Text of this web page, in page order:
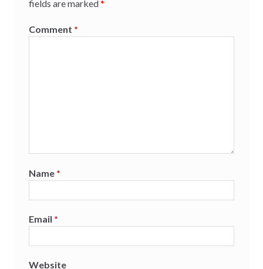
fields are marked*
Comment *
Name *
Email *
Website